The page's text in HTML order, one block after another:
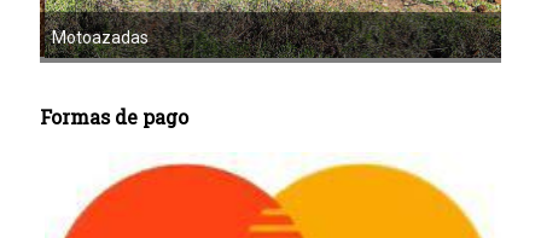
Motoazadas
Formas de pago